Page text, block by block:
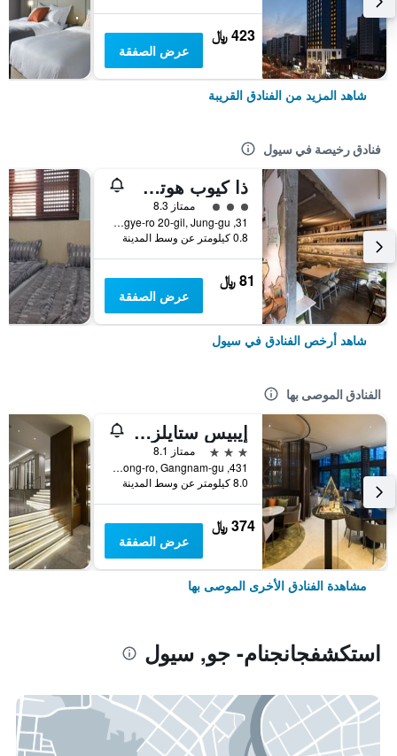
423 ﷼
عرض الصفقة
شاهد المزيد من الفنادق القريبة
فنادق رخيصة في سيول
ذا كيوب هوتل - دار ضيافة
تقييم فئة 3ممتاز 8.3
31, Toegye-ro 20-gil, Jung-gu, سيول, كوريا الجنوبية
0.8 كيلومتر عن وسط المدينة
81 ﷼
عرض الصفقة
شاهد أرخص الفنادق في سيول
الفنادق الموصى بها
إيبيس ستايلز أمباسادور سيول غانغنام
3 نجوم
ممتاز 8.1
431, Samseong-ro, Gangnam-gu, سيول, كوريا الجنوبية
8.0 كيلومتر عن وسط المدينة
374 ﷼
عرض الصفقة
مشاهدة الفنادق الأخرى الموصى بها
استكشفجانجنام- جو, سيول